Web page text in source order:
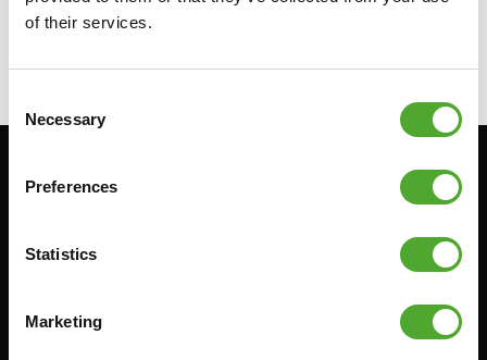
of their services.
Selection
Necessary
Preferences
Statistics
Marketing
Blijf op de hoogte: schrijf je in voor onze
HOMETRAINERS